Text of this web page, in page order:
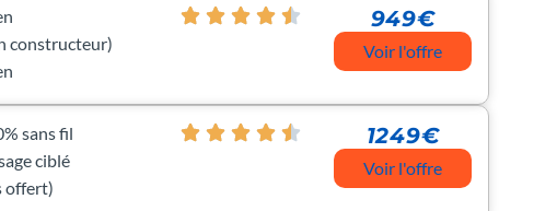
constructeur)
949€
Voir l'offre
sans fil
ciblé
offert)
1249€
Voir l'offre